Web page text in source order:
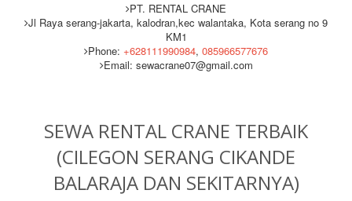
PT. RENTAL CRANE
Jl Raya serang-jakarta, kalodran,kec walantaka, Kota serang no 9
KM1
Phone: +628111990984, 085966577676
Email: sewacrane07@gmail.com
SEWA RENTAL CRANE TERBAIK
(CILEGON SERANG CIKANDE
BALARAJA DAN SEKITARNYA)